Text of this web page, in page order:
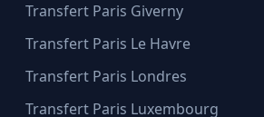
Transfert Paris Giverny
Transfert Paris Le Havre
Transfert Paris Londres
Transfert Paris Luxembourg